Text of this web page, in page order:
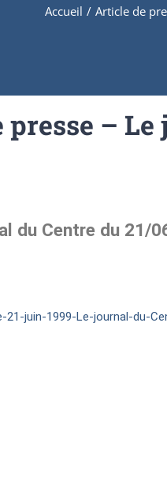
Accueil / Article de
– Le
du Centre du 21/
juin-1999-Le-journal-du-